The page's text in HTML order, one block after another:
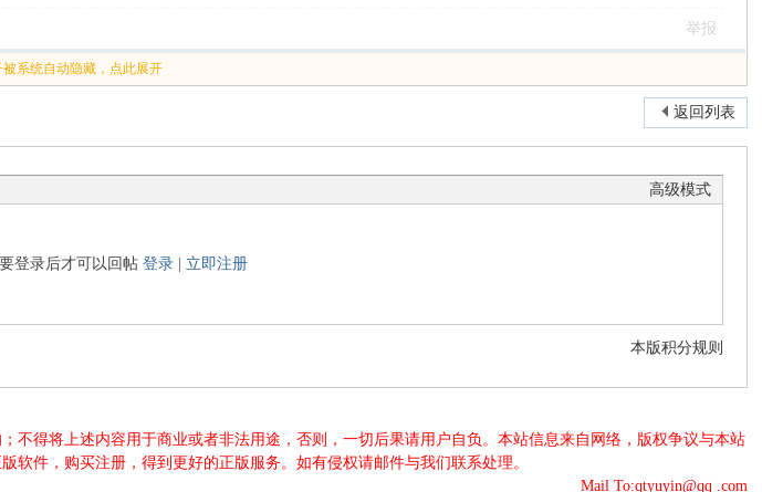
举报
系统自动隐藏，点此展开
返回列表
高级模式
登录后才可以回帖 登录| 立即注册
本版积分规则
得将上述内容用于商业或者非法用途，否则，一切后果请用户自负。本站信息来自网络，版权争议与本站
件，购买注册，得到更好的正版服务。如有侵权请邮件与我们联系处理。
Mail To:qtyuyin@qq .com